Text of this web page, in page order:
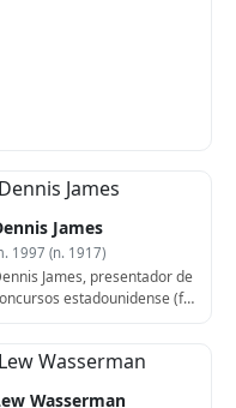
James
1997 (n. 1917)
James, presentador de
estadounidense (f.
Wasserman